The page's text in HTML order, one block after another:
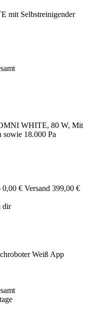
mit Selbstreinigender
WHITE, 80 W, Mit
sowie 18.000 Pa
0,00 € Versand 399,00 €
dir
Weiß App